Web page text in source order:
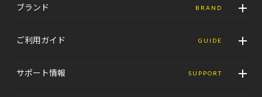
ブランド BRAND
ご利用ガイド GUIDE
サポート情報 SUPPORT